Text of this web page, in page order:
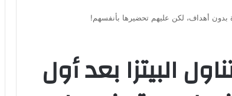
بدون أهداف، لكن عليهم تحضيرها بأنفسهم!
البيتزا بعد أول